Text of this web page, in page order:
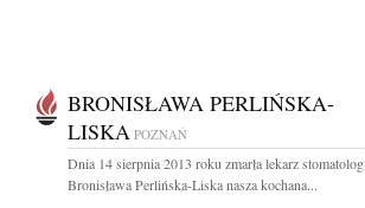
BRONISŁAWA PERLIŃSKA-
LISKA POZNAŃ
Dnia 14 sierpnia 2013 roku zmarła lekarz stomatolog
Bronisława Perlińska-Liska nasza kochana...